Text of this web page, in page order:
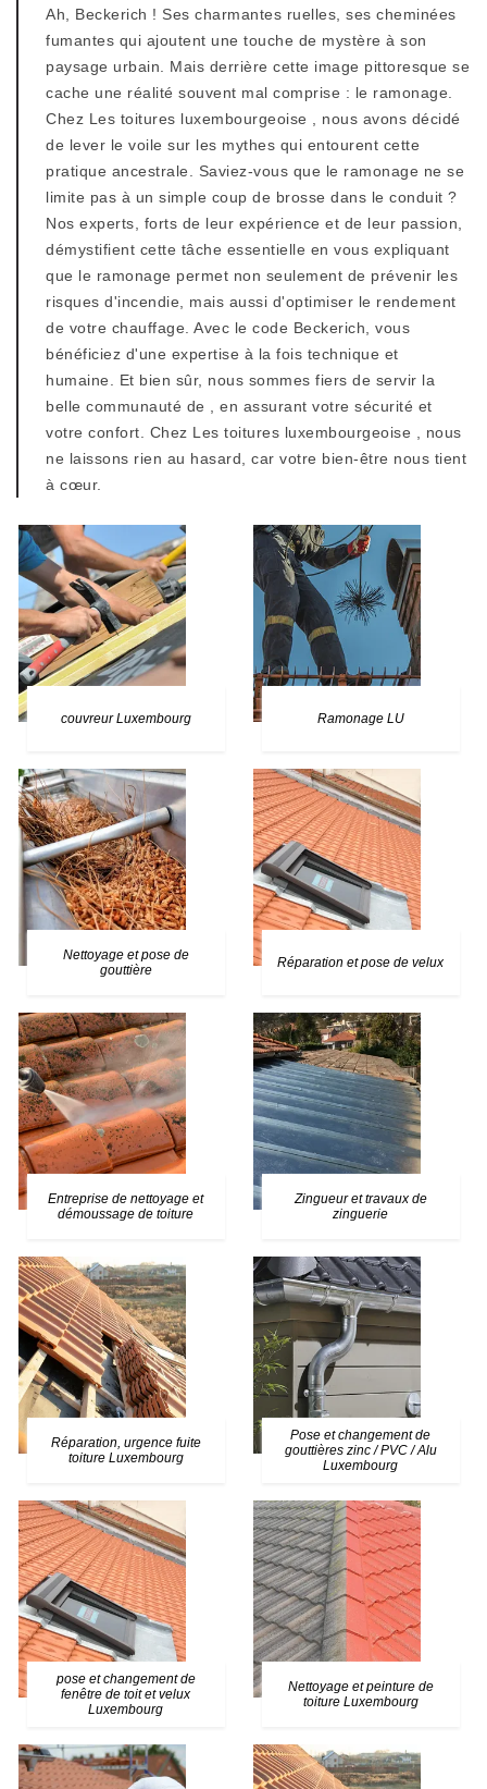
Ah, Beckerich ! Ses charmantes ruelles, ses cheminées
fumantes qui ajoutent une touche de mystère à son
paysage urbain. Mais derrière cette image pittoresque se
cache une réalité souvent mal comprise : le ramonage.
Chez Les toitures luxembourgeoise , nous avons décidé
de lever le voile sur les mythes qui entourent cette
pratique ancestrale. Saviez-vous que le ramonage ne se
limite pas à un simple coup de brosse dans le conduit ?
Nos experts, forts de leur expérience et de leur passion,
démystifient cette tâche essentielle en vous expliquant
que le ramonage permet non seulement de prévenir les
risques d'incendie, mais aussi d'optimiser le rendement
de votre chauffage. Avec le code Beckerich, vous
bénéficiez d'une expertise à la fois technique et
humaine. Et bien sûr, nous sommes fiers de servir la
belle communauté de , en assurant votre sécurité et
votre confort. Chez Les toitures luxembourgeoise , nous
ne laissons rien au hasard, car votre bien-être nous tient
à cœur.
couvreur Luxembourg Ramonage LU
Nettoyage et pose de
gouttière
Réparation et pose de velux
Entreprise de nettoyage et
démoussage de toiture
Zingueur et travaux de
zinguerie
Réparation, urgence fuite
toiture Luxembourg
Pose et changement de
gouttières zinc / PVC / Alu
Luxembourg
pose et changement de
fenêtre de toit et velux
Luxembourg
Nettoyage et peinture de
toiture Luxembourg